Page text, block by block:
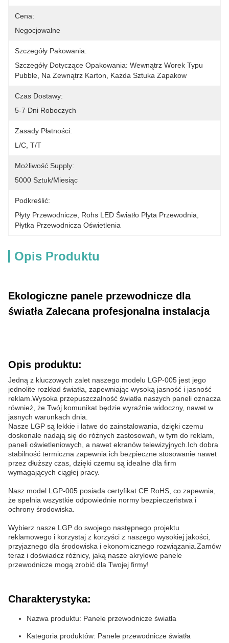
Cena:
Negocjowalne
Szczegóły Pakowania:
Szczegóły Dotyczące Opakowania: Wewnątrz Worek Typu
Pubble, Na Zewnątrz Karton, Każda Sztuka Zapakow
Czas Dostawy:
5-7 Dni Roboczych
Zasady Płatności:
L/C, T/T
Możliwość Supply:
5000 Sztuk/miesiąc
Podkreślić:
Płyty Przewodnicze Rohs LED Światło Płyta Przewodnia
Płytka Przewodnicza Oświetlenia
Opis Produktu
Ekologiczne panele przewodnicze dla
światła Zalecana profesjonalna instalacja
Opis produktu:
Jedną z kluczowych zalet naszego modelu LGP-005 jest jego
jednolite rozkład światła, zapewniając wysoką jasność i jasność
reklam.Wysoka przepuszczalność światła naszych paneli oznacza
również, że Twój komunikat będzie wyraźnie widoczny, nawet w
jasnych warunkach dnia.
Nasze LGP są lekkie i łatwe do zainstalowania, dzięki czemu
doskonale nadają się do różnych zastosowań, w tym do reklam,
paneli oświetleniowych, a nawet ekranów telewizyjnych.Ich dobra
stabilność termiczna zapewnia ich bezpieczne stosowanie nawet
przez dłuższy czas, dzięki czemu są idealne dla firm
wymagających ciągłej pracy.
Nasz model LGP-005 posiada certyfikat CE RoHS, co zapewnia,
że spełnia wszystkie odpowiednie normy bezpieczeństwa i
ochrony środowiska.
Wybierz nasze LGP do swojego następnego projektu
reklamowego i korzystaj z korzyści z naszego wysokiej jakości,
przyjaznego dla środowiska i ekonomicznego rozwiązania.Zamów
teraz i doświadcz różnicy, jaką nasze akrylowe panele
przewodnicze mogą zrobić dla Twojej firmy!
Charakterystyka:
Nazwa produktu: Panele przewodnicze światła
Kategoria produktów: Panele przewodnicze światła